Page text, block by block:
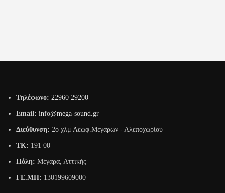
Τηλέφωνο: 22960 29200
Email: info@mega-sound.gr
Διεύθυνση: 2o χλμ Λεωφ.Μεγάρων - Αλεποχωρίου
TK: 191 00
Πόλη: Μέγαρα, Αττικής
ΓΕ.ΜΗ: 130199609000